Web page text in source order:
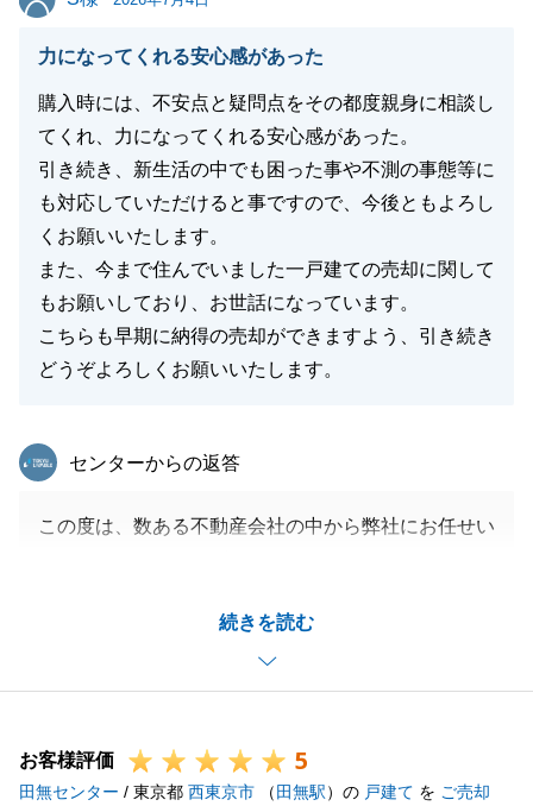
力になってくれる安心感があった
購入時には、不安点と疑問点をその都度親身に相談し
てくれ、力になってくれる安心感があった。
引き続き、新生活の中でも困った事や不測の事態等に
も対応していただけると事ですので、今後ともよろし
くお願いいたします。
また、今まで住んでいました一戸建ての売却に関して
もお願いしており、お世話になっています。
こちらも早期に納得の売却ができますよう、引き続き
どうぞよろしくお願いいたします。
続きを読む
東急リバブル
センターからの返答
この度は、数ある不動産会社の中から弊社にお任せい
引き続きご売却活動やお住いの事でお困り事等がござ
いましたら、ご遠慮なくご連絡下さい。
たします。
お客様評価 5
田無センター / 東京都 西東京市 （ 田無駅）の 戸建て を ご売却